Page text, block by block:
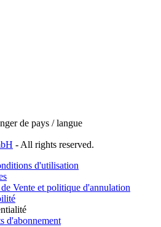
de pays / langue
- All rights reserved.
d'utilisation
Vente et politique d'annulation
d'abonnement